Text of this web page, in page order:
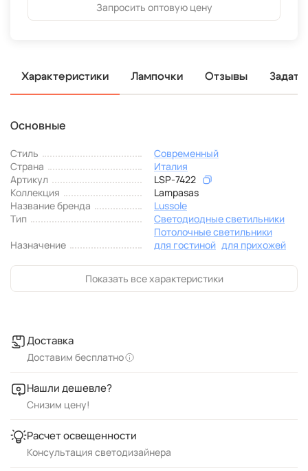
Запросить оптовую цену
Характеристики Лампочки Отзывы
Основные
Стиль
Современный
Страна
Италия
Артикул
LSP-7422
Коллекция
Lampasas
Название бренда
Lussole
Тип
Светодиодные светильники
Потолочные светильники
Назначение
для гостиной для прихожей
Показать все характеристики
Доставка
Доставим бесплатно
Нашли дешевле?
Снизим цену!
Расчет освещенности
Консультация светодизайнера